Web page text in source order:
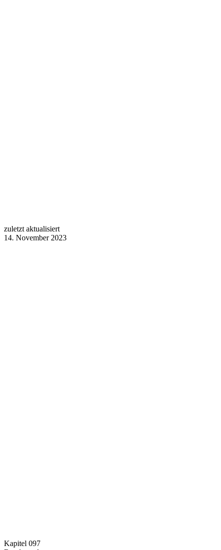
zuletzt aktualisiert
14. November 2023
Kapitel 097